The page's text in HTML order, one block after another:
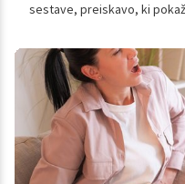
sestave, preiskavo, ki
sem bila vitka, laboratorijski
karkoli narobe.